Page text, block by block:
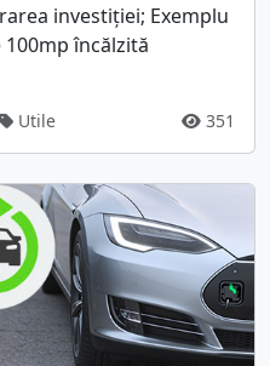
investiției; Exemplu
încălzită
Utile 351